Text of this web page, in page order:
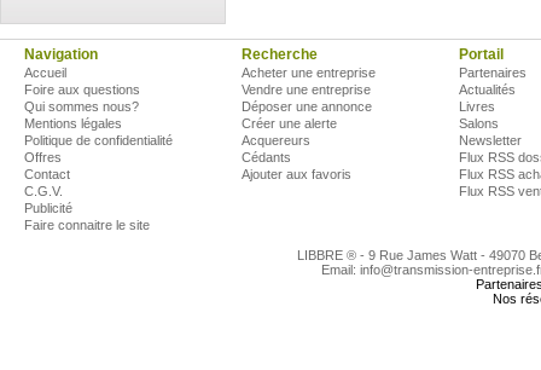
Navigation
Accueil
Foire aux questions
Qui sommes nous?
Mentions légales
Politique de confidentialité
Offres
Contact
C.G.V.
Publicité
Faire connaitre le site
Recherche
Acheter une entreprise
Vendre une entreprise
Déposer une annonce
Créer une alerte
Acquereurs
Cédants
Ajouter aux favoris
Portail
Partenaires
Actualités
Livres
Salons
Newsletter
Flux RSS
Flux RSS
Flux RSS
LIBBRE ® - 9 Rue James Watt - 49070
Email: info@transmission-
Nos